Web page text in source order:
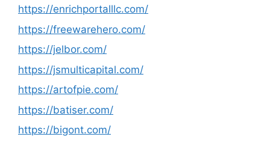
https://enrichportalllc.com/
https://freewarehero.com/
https://jelbor.com/
https://jsmulticapital.com/
https://artofpie.com/
https://batiser.com/
https://bigont.com/